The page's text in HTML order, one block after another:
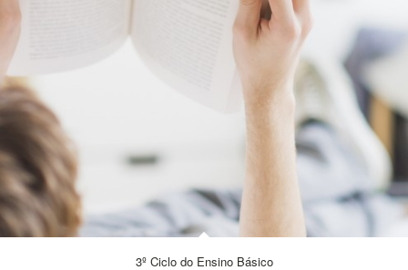
3º Ciclo do Ensino Básico